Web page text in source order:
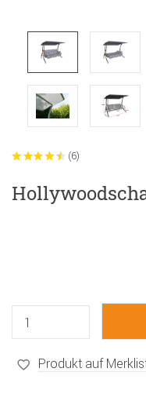
(6)
Produkt auf